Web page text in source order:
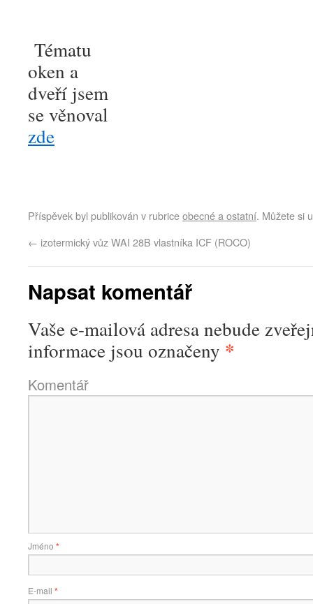
Tématu
oken a
dveří jsem
se věnoval
zde
Příspěvek byl publikován v rubriceobecné a ostatní. Můžete si
← izotermický vůz WAI 28B vlastníka ICF (ROCO)
Napsat komentář
Vaše e-mailová adresa nebude
informace jsou označeny *
Komentář
Jméno *
E-mail *